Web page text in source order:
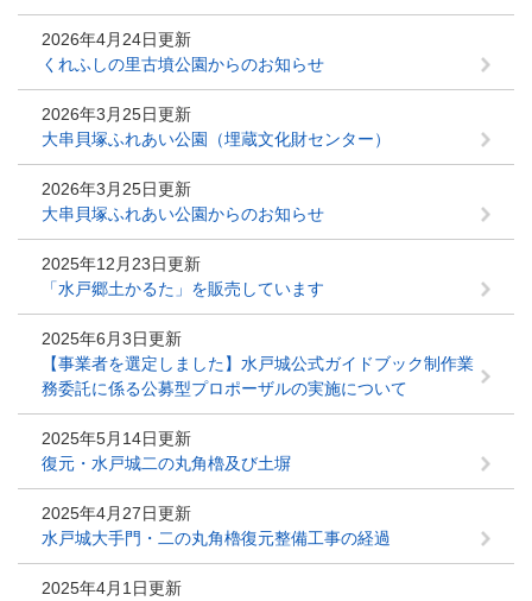
2026年4月24日更新
くれふしの里古墳公園からのお知らせ
2026年3月25日更新
大串貝塚ふれあい公園（埋蔵文化財センター）
2026年3月25日更新
大串貝塚ふれあい公園からのお知らせ
2025年12月23日更新
「水戸郷土かるた」を販売しています
2025年6月3日更新
【事業者を選定しました】水戸城公式ガイドブック制作業
務委託に係る公募型プロポーザルの実施について
2025年5月14日更新
復元・水戸城二の丸角櫓及び土塀
2025年4月27日更新
水戸城大手門・二の丸角櫓復元整備工事の経過
2025年4月1日更新